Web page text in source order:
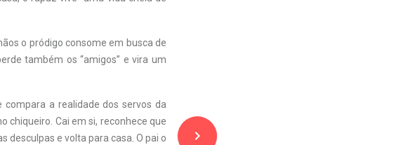
o pródigo consome em busca de
também os “amigos” e vira um
a realidade dos servos da
chiqueiro. Cai em si, reconhece que
desculpas e volta para casa. O pai o
navigate_next